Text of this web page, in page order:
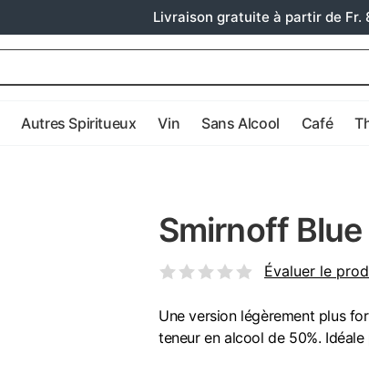
Livraison gratuite à partir de Fr.
Autres Spiritueux Vin Sans Alcool Café
Smirnoff
Évaluer le
Une version légèrement plus
teneur en alcool de 50%.